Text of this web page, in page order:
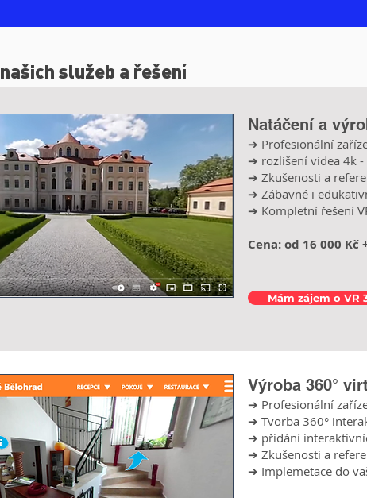
služeb a řešení
Natáčení a
➔ Profesionální
➔ rozlišení videa 4k
➔ Zkušenosti a
➔ Zábavné i
➔ Kompletní řešení
Cena: od 16 000 Kč
Mám zájem o VR
Výroba 360°
➔ Profesionální
➔ Tvorba 360°
➔ přidání
➔ Zkušenosti a
➔ Implemetace do